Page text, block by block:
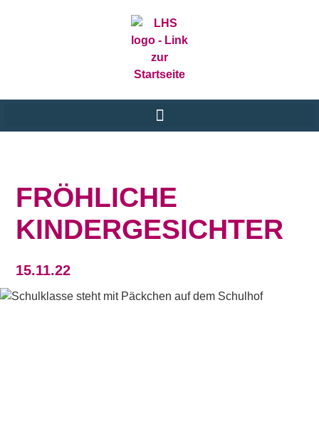
FRÖHLICHE
KINDERGESICHTER
15.11.22